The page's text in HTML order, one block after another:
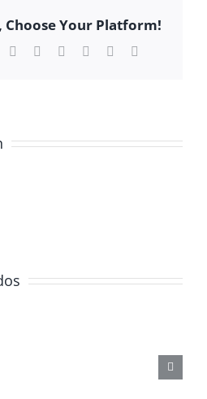
Choose Your Platform!
WhatsApp
TumblrPinterest Xing